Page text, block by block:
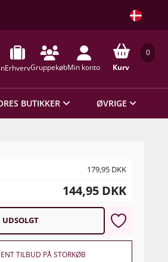
ErhvervGruppekøbMin konto
0
Kurv
BUTIKKER ØVRIGE
179,95 DKK
144,95 DKK
UDSOLGT
TILBUD PÅ STORKØB